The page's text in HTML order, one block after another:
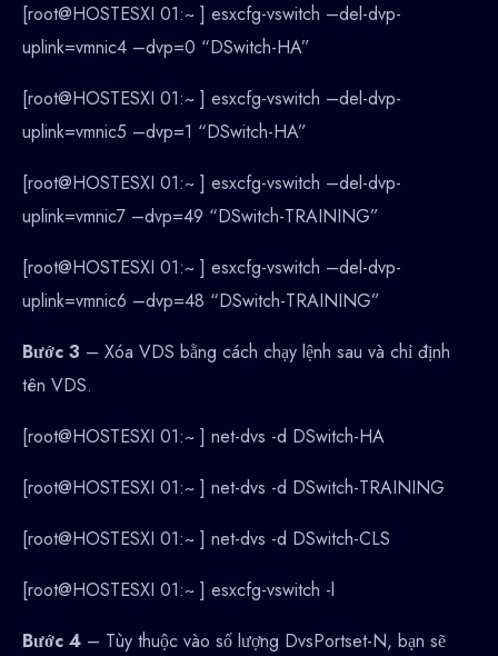
[root@HOSTESXI 01:~ ] esxcfg-vswitch –del-dvp-
uplink=vmnic4 –dvp=0 “DSwitch-HA”
[root@HOSTESXI 01:~ ] esxcfg-vswitch –del-dvp-
uplink=vmnic5 –dvp=1 “DSwitch-HA”
[root@HOSTESXI 01:~ ] esxcfg-vswitch –del-dvp-
uplink=vmnic7 –dvp=49 “DSwitch-TRAINING”
[root@HOSTESXI 01:~ ] esxcfg-vswitch –del-dvp-
uplink=vmnic6 –dvp=48 “DSwitch-TRAINING”
Bước 3 – Xóa VDS bằng cách chạy lệnh sau và chỉ định
tên VDS.
[root@HOSTESXI 01:~ ] net-dvs -d DSwitch-HA
[root@HOSTESXI 01:~ ] net-dvs -d DSwitch-TRAINING
[root@HOSTESXI 01:~ ] net-dvs -d DSwitch-CLS
[root@HOSTESXI 01:~ ] esxcfg-vswitch -l
Bước 4 – Tùy thuộc vào số lượng DvsPortset-N, bạn sẽ